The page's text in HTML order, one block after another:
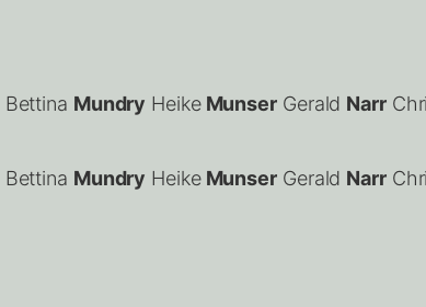
Bettina Mundry HeikeMunser Gerald Narr
Bettina Mundry HeikeMunser Gerald Narr